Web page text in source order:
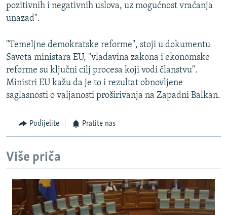
pozitivnih i negativnih uslova, uz mogućnost vraćanja
unazad".
"Temeljne demokratske reforme", stoji u dokumentu
Saveta ministara EU, "vladavina zakona i ekonomske
reforme su ključni cilj procesa koji vodi članstvu".
Ministri EU kažu da je to i rezultat obnovljene
saglasnosti o valjanosti proširivanja na Zapadni Balkan.
Podijelite Pratite nas
Više priča